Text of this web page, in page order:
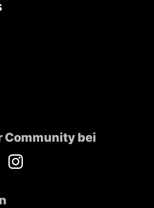
Community bei
Instagram